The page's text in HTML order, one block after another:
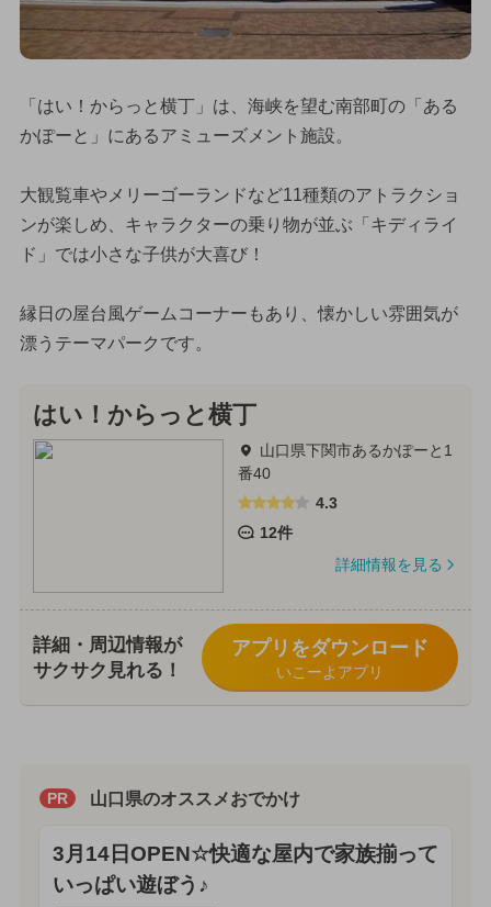
「はい！からっと横丁」は、海峡を望む南部町の「ある
かぽーと」にあるアミューズメント施設。
大観覧車やメリーゴーランドなど11種類のアトラクショ
ンが楽しめ、キャラクターの乗り物が並ぶ「キディライ
ド」では小さな子供が大喜び！
縁日の屋台風ゲームコーナーもあり、懐かしい雰囲気が
漂うテーマパークです。
はい！からっと横丁
山口県下関市あるかぽーと1
番40
4.3
12件
詳細情報を見る
詳細・周辺情報が
サクサク見れる！
アプリをダウンロード
いこーよアプリ
PR 山口県のオススメおでかけ
3月14日OPEN☆快適な屋内で家族揃って
いっぱい遊ぼう♪